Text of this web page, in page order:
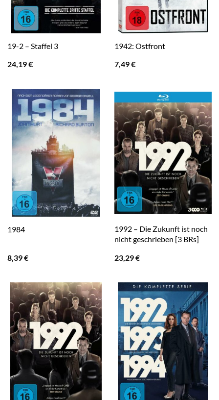
19-2 – Staffel 3
24,19€
1942: Ostfront
7,49€
1984
8,39€
1992 – Die Zukunft ist noch
nicht geschrieben [3 BRs]
23,29€